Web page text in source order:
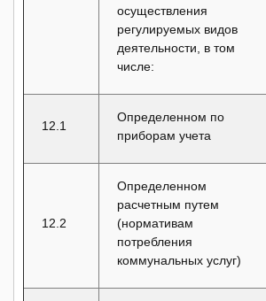
осуществления
регулируемых видов
деятельности, в том
числе:
12.1
Определенном по
приборам учета
12.2
Определенном
расчетным путем
(нормативам
потребления
коммунальных услуг)